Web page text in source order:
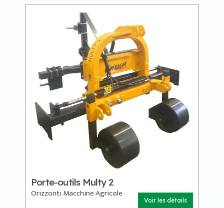
Porte-outils Multy 2
Orizzonti Macchine Agricole
Voir les détails